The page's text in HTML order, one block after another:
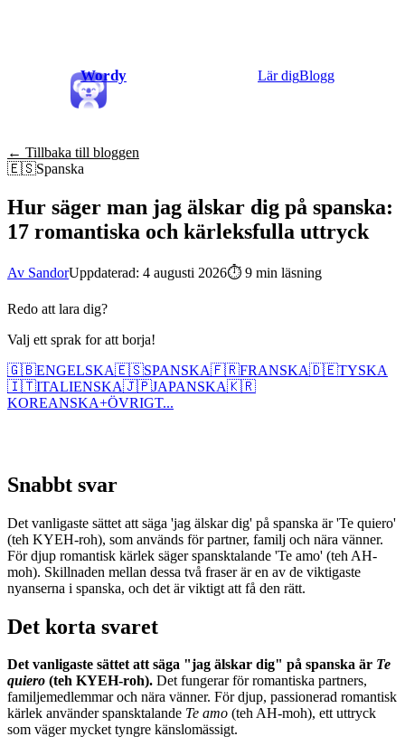
Wordy Lär digBlogg
← Tillbaka till bloggen
🇪🇸Spanska
Hur säger man jag älskar dig på spanska:
17 romantiska och kärleksfulla uttryck
Av SandorUppdaterad: 4 augusti 2026⏱ 9 min läsning
Redo att lara dig?
Valj ett sprak for att borja!
🇬🇧ENGELSKA🇪🇸SPANSKA🇫🇷FRANSKA🇩🇪TYSKA
🇮🇹ITALIENSKA🇯🇵JAPANSKA🇰🇷
KOREANSKA+ÖVRIGT...
Snabbt svar
Det vanligaste sättet att säga 'jag älskar dig' på spanska är 'Te quiero'
(teh KYEH-roh), som används för partner, familj och nära vänner.
För djup romantisk kärlek säger spansktalande 'Te amo' (teh AH-
moh). Skillnaden mellan dessa två fraser är en av de viktigaste
nyanserna i spanska, och det är viktigt att få den rätt.
Det korta svaret
Det vanligaste sättet att säga "jag älskar dig" på spanska är Te
quiero (teh KYEH-roh). Det fungerar för romantiska partners,
familjemedlemmar och nära vänner. För djup, passionerad romantisk
kärlek använder spansktalande Te amo (teh AH-moh), ett uttryck
som väger mycket tyngre känslomässigt.